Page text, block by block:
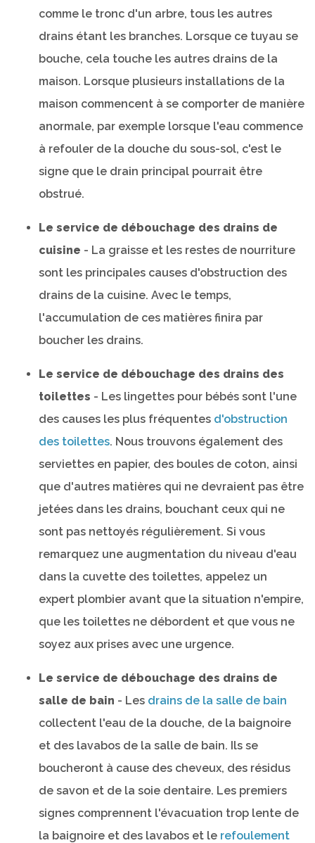
comme le tronc d'un arbre, tous les autres
drains étant les branches. Lorsque ce tuyau se
bouche, cela touche les autres drains de la
maison. Lorsque plusieurs installations de la
maison commencent à se comporter de manière
anormale, par exemple lorsque l'eau commence
à refouler de la douche du sous-sol, c'est le
signe que le drain principal pourrait être
obstrué.
Le service de débouchage des drains de
cuisine - La graisse et les restes de nourriture
sont les principales causes d'obstruction des
drains de la cuisine. Avec le temps,
l'accumulation de ces matières finira par
boucher les drains.
Le service de débouchage des drains des
toilettes - Les lingettes pour bébés sont l'une
des causes les plus fréquentes d'obstruction
des toilettes. Nous trouvons également des
serviettes en papier, des boules de coton, ainsi
que d'autres matières qui ne devraient pas être
jetées dans les drains, bouchant ceux qui ne
sont pas nettoyés régulièrement. Si vous
remarquez une augmentation du niveau d'eau
dans la cuvette des toilettes, appelez un
expert plombier avant que la situation n'empire,
que les toilettes ne débordent et que vous ne
soyez aux prises avec une urgence.
Le service de débouchage des drains de
salle de bain - Les drains de la salle de bain
collectent l'eau de la douche, de la baignoire
et des lavabos de la salle de bain. Ils se
boucheront à cause des cheveux, des résidus
de savon et de la soie dentaire. Les premiers
signes comprennent l'évacuation trop lente de
la baignoire et des lavabos et le refoulement